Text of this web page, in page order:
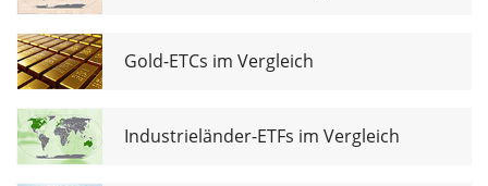
Gold-ETCs im Vergleich
Industrieländer-ETFs im Vergleich